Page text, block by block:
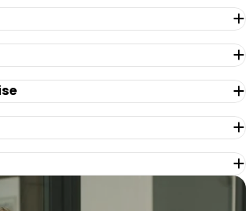
Felder sind Pflichtfelder.